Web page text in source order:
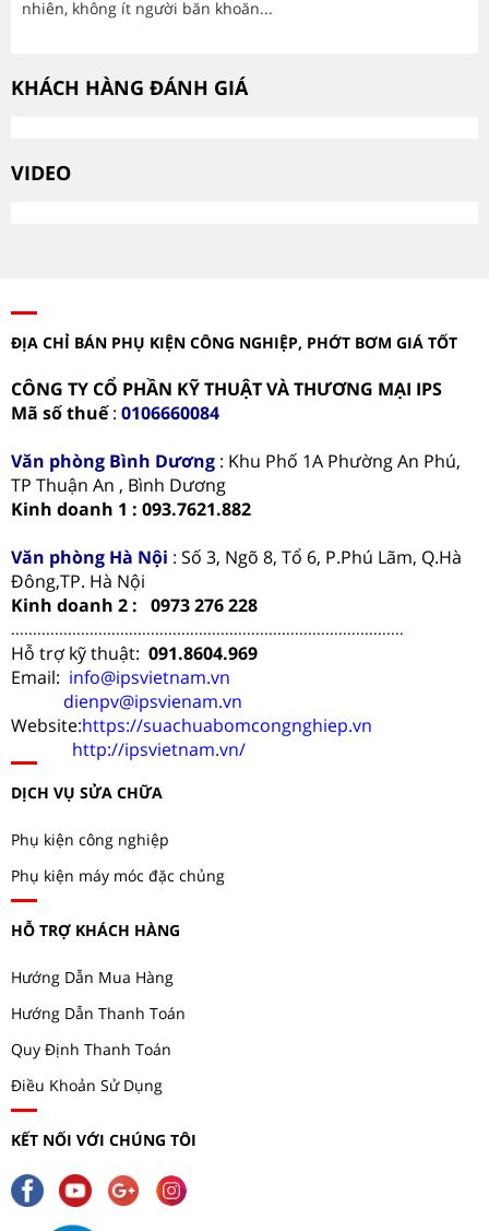
nhiên, không ít người băn khoăn...
KHÁCH HÀNG ĐÁNH GIÁ
VIDEO
ĐỊA CHỈ BÁN PHỤ KIỆN CÔNG NGHIỆP, PHỚT BƠM GIÁ TỐT
CÔNG TY CỔ PHẦN KỸ THUẬT VÀ THƯƠNG MẠI IPS
Mã số thuế: 0106660084
Văn phòng Bình Dương : Khu Phố 1A Phường An Phú,
TP Thuận An , Bình Dương
Kinh doanh 1 : 093.7621.882
Văn phòng Hà Nội : Số 3, Ngõ 8, Tổ 6, P.Phú Lãm, Q.Hà
Đông,TP. Hà Nội
Kinh doanh 2 : 0973 276 228
..........................................................................................
Hỗ trợ kỹ thuật: 091.8604.969
Email: info@ipsvietnam.vn
dienpv@ipsvienam.vn
Website:https://suachuabomcongnghiep.vn
http://ipsvietnam.vn/
DỊCH VỤ SỬA CHỮA
Phụ kiện công nghiệp
Phụ kiện máy móc đặc chủng
HỖ TRỢ KHÁCH HÀNG
Hướng Dẫn Mua Hàng
Hướng Dẫn Thanh Toán
Quy Định Thanh Toán
Điều Khoản Sử Dụng
KẾT NỐI VỚI CHÚNG TÔI